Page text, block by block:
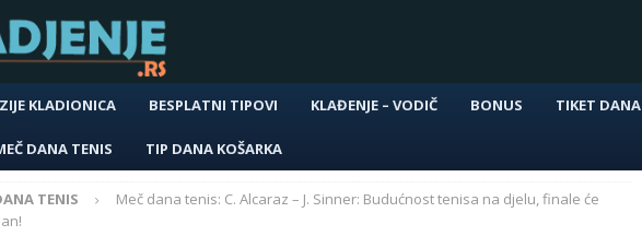
KLADIONICA BESPLATNI TIPOVI KLAĐENJE – VODIČ BONUS TIKET DANA
DANA TENIS TIP DANA KOŠARKA
TENIS
Meč dana tenis: C. Alcaraz – J. Sinner: Budućnost tenisa na djelu, finale će